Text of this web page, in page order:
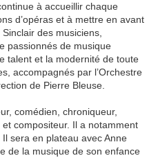
à accueillir chaque
d’opéras et à mettre en avant
des musiciens,
passionnés de musique
talent et la modernité de toute
accompagnés par l’Orchestre
de Pierre Bleuse.
comédien, chroniqueur,
compositeur. Il a notamment
sera en plateau avec Anne
de la musique de son enfance